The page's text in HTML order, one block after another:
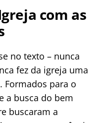
com as
no texto – nunca
fez da igreja uma
Formados para o
a busca do bem
buscaram a